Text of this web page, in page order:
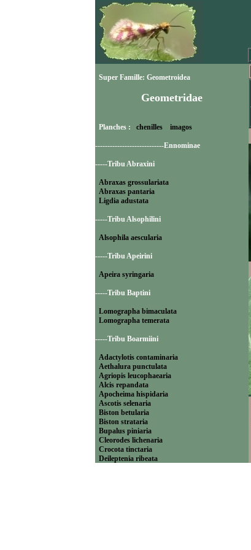
Super Famille: Geometroidea
Geometridae
Planches : chenilles imagos
----------------------------Ennominae
-----Tribu Abraxini
Abraxas grossulariata
Abraxas pantaria
Ligdia adustata
-----Tribu Alsophilini
Alsophila aescularia
-----Tribu Apeirini
Apeira syringaria
-----Tribu Baptini
Lomographa bimaculata
Lomographa temerata
-----Tribu Boarmiini
Adactylotis contaminaria
Aethalura punctulata
Agriopis leucophaearia
Alcis repandata
Apocheima hispidaria
Ascotis selenaria
Biston betularia
Biston strataria
Bupalus piniaria
Cleorodes lichenaria
Crocota tinctaria
Deileptenia ribeata